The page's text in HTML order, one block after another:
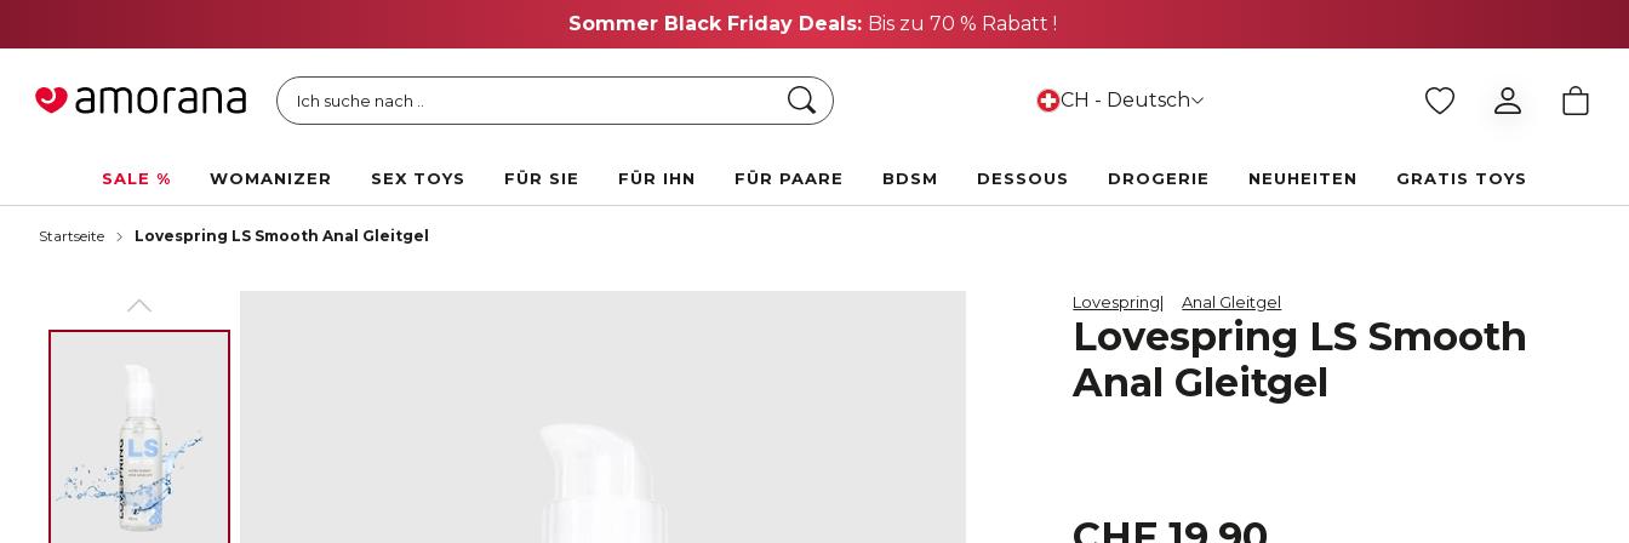
Sommer Black Friday Deals: Bis zu 70 % Rabatt !
Ich suche nach .. Suche CH - Deutsch
SALE % WOMANIZER SEX TOYS FÜR SIE FÜR IHN FÜR PAARE BDSM DESSOUS DROGERIE NEUHEITEN GRATIS TOYS
Startseite Lovespring LS Smooth Anal Gleitgel
Lovespring Anal Gleitgel
Lovespring LS Smooth
Anal Gleitgel